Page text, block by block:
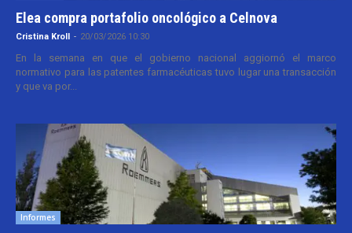
Elea compra portafolio oncológico a Celnova
Cristina Kroll - 20/03/2026 10:30
En la semana en que el gobierno nacional aggiornó el marco
normativo para las patentes farmacéuticas tuvo lugar una transacción
y que va por...
Informes